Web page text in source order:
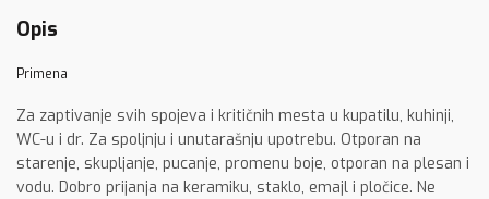
Opis
Primena
Za zaptivanje svih spojeva i kritičnih mesta u kupatilu, kuhinji,
WC-u i dr. Za spoljnju i unutarašnju upotrebu. Otporan na
starenje, skupljanje, pucanje, promenu boje, otporan na plesan i
vodu. Dobro prijanja na keramiku, staklo, emajl i pločice. Ne